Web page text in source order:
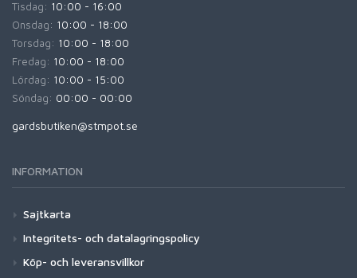
Tisdag: 10:00 - 16:00
Onsdag: 10:00 - 18:00
Torsdag: 10:00 - 18:00
Fredag: 10:00 - 18:00
Lördag: 10:00 - 15:00
Söndag: 00:00 - 00:00
gardsbutiken@stmpot.se
INFORMATION
Sajtkarta
Integritets- och datalagringspolicy
Köp- och leveransvillkor